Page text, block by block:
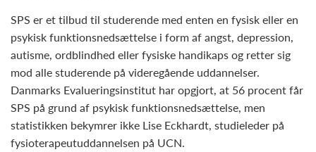
SPS er et tilbud til studerende med enten en fysisk eller en
psykisk funktionsnedsættelse i form af angst, depression,
autisme, ordblindhed eller fysiske handikaps og retter sig
mod alle studerende på videregående uddannelser.
Danmarks Evalueringsinstitut har opgjort, at 56 procent får
SPS på grund af psykisk funktionsnedsættelse, men
statistikken bekymrer ikke Lise Eckhardt, studieleder på
fysioterapeutuddannelsen på UCN.